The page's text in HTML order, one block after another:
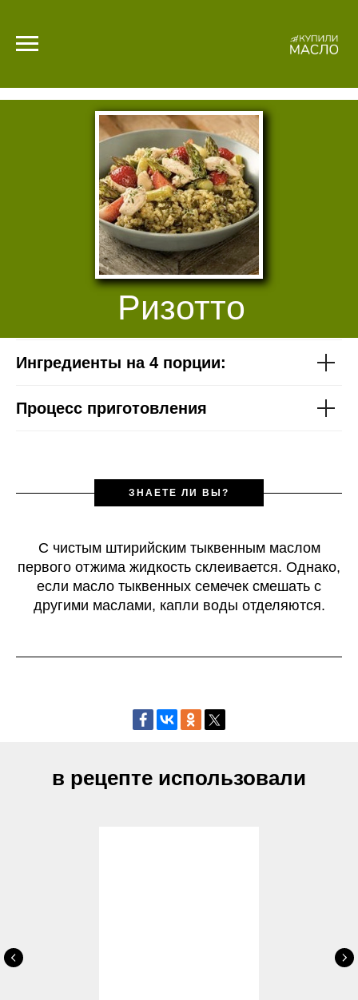
Ризотто
Ингредиенты на 4 порции:
Процесс приготовления
ЗНАЕТЕ ЛИ ВЫ?
С чистым штирийским тыквенным маслом
первого отжима жидкость склеивается. Однако,
если масло тыквенных семечек смешать с
другими маслами, капли воды отделяются.
в рецепте использовали